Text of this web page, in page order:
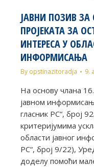
ЈАВНИ ПОЗИВ
ПРОЈЕКAТА ЗА
ИНТЕРЕСА У
ИНФОРМИСАЊА
By opstinazitoradja 9.
На основу члана
јавном
гласник РС“, број
критеријумима
области јавног
РС“, број 9/22),
доделу помоћи